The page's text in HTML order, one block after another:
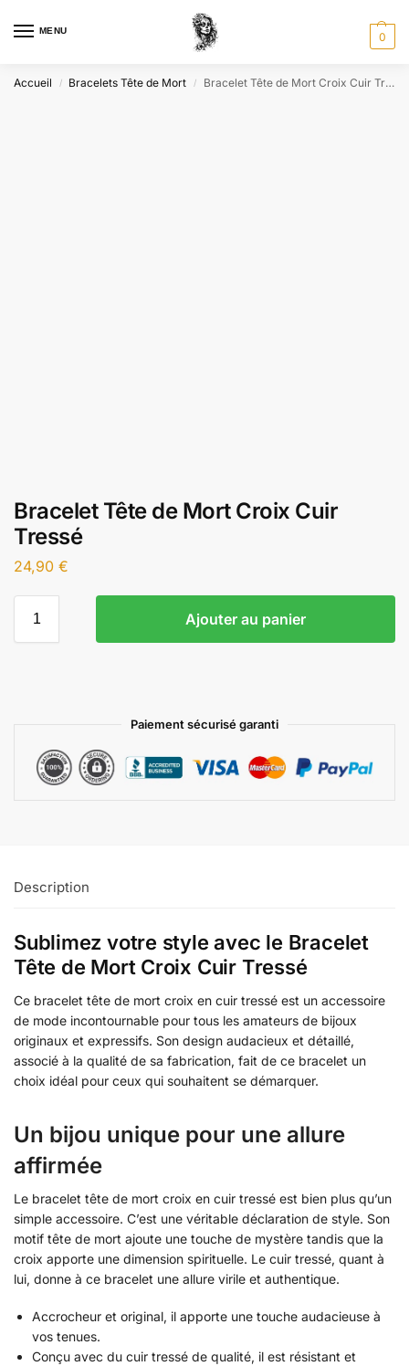
MENU 0
Accueil / Bracelets Tête de Mort / Bracelet Tête de Mort Croix Cuir Tressé
Bracelet Tête de Mort Croix Cuir
Tressé
24,90 €
Ajouter au panier
Paiement sécurisé garanti
Description
Sublimez votre style avec le Bracelet
Tête de Mort Croix Cuir Tressé
Ce bracelet tête de mort croix en cuir tressé est un accessoire
de mode incontournable pour tous les amateurs de bijoux
originaux et expressifs. Son design audacieux et détaillé,
associé à la qualité de sa fabrication, fait de ce bracelet un
choix idéal pour ceux qui souhaitent se démarquer.
Un bijou unique pour une allure
affirmée
Le bracelet tête de mort croix en cuir tressé est bien plus qu’un
simple accessoire. C’est une véritable déclaration de style. Son
motif tête de mort ajoute une touche de mystère tandis que la
croix apporte une dimension spirituelle. Le cuir tressé, quant à
lui, donne à ce bracelet une allure virile et authentique.
Accrocheur et original, il apporte une touche audacieuse à
vos tenues.
Conçu avec du cuir tressé de qualité, il est résistant et